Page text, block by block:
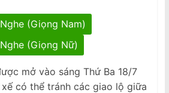
(Giọng Nam)
(Giọng Nữ)
mở vào sáng Thứ Ba 18/7
có thể tránh các giao lộ giữa